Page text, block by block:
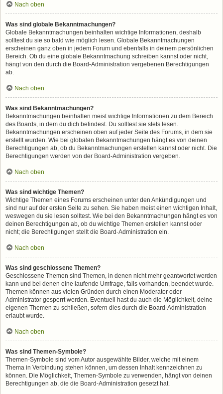
Nach oben
Was sind globale Bekanntmachungen?
Globale Bekanntmachungen beinhalten wichtige Informationen, deshalb
solltest du sie so bald wie möglich lesen. Globale Bekanntmachungen
erscheinen ganz oben in jedem Forum und ebenfalls in deinem persönlichen
Bereich. Ob du eine globale Bekanntmachung schreiben kannst oder nicht,
hängt von den durch die Board-Administration vergebenen Berechtigungen
ab.
Nach oben
Was sind Bekanntmachungen?
Bekanntmachungen beinhalten meist wichtige Informationen zu dem Bereich
des Boards, in dem du dich befindest. Du solltest sie stets lesen.
Bekanntmachungen erscheinen oben auf jeder Seite des Forums, in dem sie
erstellt wurden. Wie bei globalen Bekanntmachungen hängt es von deinen
Berechtigungen ab, ob du Bekanntmachungen erstellen kannst oder nicht. Die
Berechtigungen werden von der Board-Administration vergeben.
Nach oben
Was sind wichtige Themen?
Wichtige Themen eines Forums erscheinen unter den Ankündigungen und
sind nur auf der ersten Seite zu sehen. Sie haben meist einen wichtigen Inhalt,
weswegen du sie lesen solltest. Wie bei den Bekanntmachungen hängt es von
deinen Berechtigungen ab, ob du wichtige Themen erstellen kannst oder
nicht; die Berechtigungen stellt die Board-Administration ein.
Nach oben
Was sind geschlossene Themen?
Geschlossene Themen sind Themen, in denen nicht mehr geantwortet werden
kann und bei denen eine laufende Umfrage, falls vorhanden, beendet wurde.
Themen können aus vielen Gründen durch einen Moderator oder
Administrator gesperrt werden. Eventuell hast du auch die Möglichkeit, deine
eigenen Themen zu schließen, sofern dies durch die Board-Administration
erlaubt wurde.
Nach oben
Was sind Themen-Symbole?
Themen-Symbole sind vom Autor ausgewählte Bilder, welche mit einem
Thema in Verbindung stehen können, um dessen Inhalt kennzeichnen zu
können. Die Möglichkeit, Themen-Symbole zu verwenden, hängt von deinen
Berechtigungen ab, die die Board-Administration gesetzt hat.